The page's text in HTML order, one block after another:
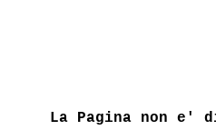
La Pagina non e'